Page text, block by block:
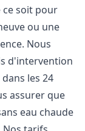
ce soit pour
ou une
Nous
d'intervention
les 24
assurer que
eau chaude